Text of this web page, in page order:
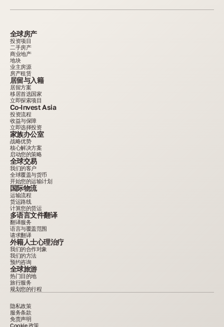
全球房产
投资项目
二手房产
商业地产
地块
业主房源
房产租赁
居留与入籍
居留方案
移居首选国家
立即探索项目
Co-Invest Asia
投资流程
收益与保障
立即选择投资
家族办公室
战略优势
核心解决方案
启动您的策略
全球交易
我们的客户
全球覆盖与货币
开始您的运输计划
国际物流
运输流程
货运路线
计算您的货运
多语言文件翻译
翻译服务
语言与覆盖范围
请求翻译
外籍人士心理治疗
我们的合作对象
我们的方法
预约咨询
全球旅游
热门目的地
旅行服务
规划您的行程
隐私政策
服务条款
免责声明
Cookie 政策